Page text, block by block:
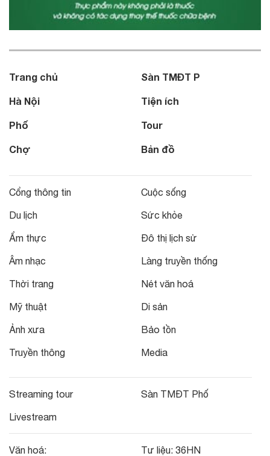
Trang chủ
Hà Nội
Phố
Chợ
Sàn TMĐT P
Tiện ích
Tour
Bản đồ
Cổng thông tin
Du lịch
Ẩm thực
Âm nhạc
Thời trang
Mỹ thuật
Ảnh xưa
Truyền thông
Cuộc sống
Sức khỏe
Đô thị lịch sử
Làng truyền thống
Nét văn hoá
Di sản
Bảo tồn
Media
Streaming tour
Livestream
Sàn TMĐT Phố
Văn hoá:
Tư liệu: 36HN